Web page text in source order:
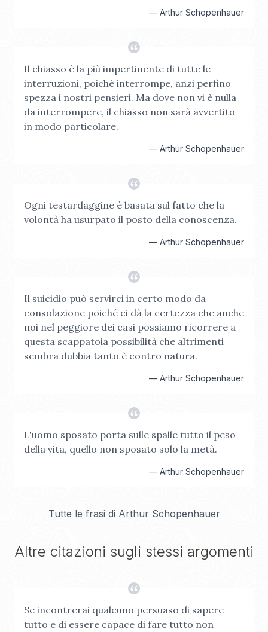
— Arthur Schopenhauer
Il chiasso è la più impertinente di tutte le
interruzioni, poiché interrompe, anzi perfino
spezza i nostri pensieri. Ma dove non vi è nulla
da interrompere, il chiasso non sarà avvertito
in modo particolare.
— Arthur Schopenhauer
Ogni testardaggine è basata sul fatto che la
volontà ha usurpato il posto della conoscenza.
— Arthur Schopenhauer
Il suicidio può servirci in certo modo da
consolazione poiché ci dà la certezza che anche
noi nel peggiore dei casi possiamo ricorrere a
questa scappatoia possibilità che altrimenti
sembra dubbia tanto è contro natura.
— Arthur Schopenhauer
L'uomo sposato porta sulle spalle tutto il peso
della vita, quello non sposato solo la metà.
— Arthur Schopenhauer
Tutte le frasi di Arthur Schopenhauer
Altre citazioni sugli stessi argomenti
Se incontrerai qualcuno persuaso di sapere
tutto e di essere capace di fare tutto non